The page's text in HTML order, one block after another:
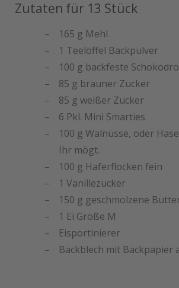
Zutaten für 13 Stück
165 g Mehl
1 Teelöffel Backpulver
100 g backfeste
85 g brauner Zucker
85 g weißer Zucker
6 Pkl. Mini Smarties
100 g Walnüsse, oder
Ihr mögt.
100 g Haferflocken fein
1 Vanillezucker
150 g geschmolzene
1 Ei Größe M
Eisportinierer
Backblech mit Backpapier